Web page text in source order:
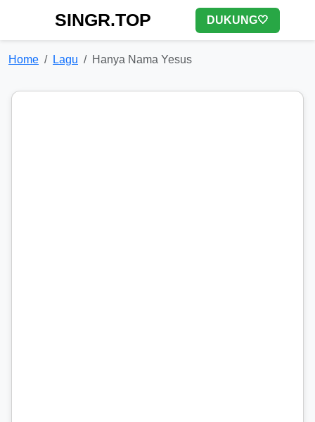
SINGR.TOP DUKUNG🤍
Home Lagu Hanya Nama Yesus